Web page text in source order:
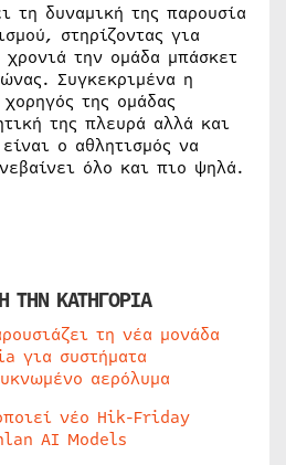
τη δυναμική της παρουσία
στηρίζοντας για
την ομάδα μπάσκετ
Συγκεκριμένα η
της ομάδας
της πλευρά αλλά και
ο αθλητισμός να
όλο και πιο ψηλά.
ΤΗΝ ΚΑΤΗΓΟΡΙΑ
τη νέα μονάδα
για συστήματα
αερόλυμα
νέο Hik-Friday
AI Models